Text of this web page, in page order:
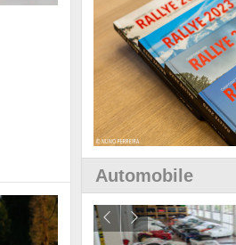
Automobile